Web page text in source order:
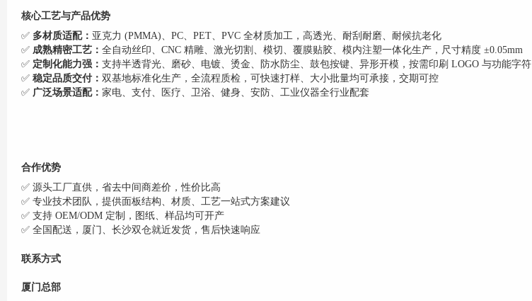
核心工艺与产品优势
✅ 多材质适配： 亚克力 (PMMA)、PC、PET、PVC 全材质加工，高透光、耐刮耐磨、耐候抗老化
✅ 成熟精密工艺： 全自动丝印、CNC 精雕、激光切割、模切、覆膜贴胶、模内注塑一体化生产，尺寸精度 ±0.05mm
✅ 定制化能力强： 支持半透背光、磨砂、电镀、烫金、防水防尘、鼓包按键、异形开模，按需印刷 LOGO 与功能字符
✅ 稳定品质交付： 双基地标准化生产，全流程质检，可快速打样、大小批量均可承接，交期可控
✅ 广泛场景适配： 家电、支付、医疗、卫浴、健身、安防、工业仪器全行业配套
合作优势
✅ 源头工厂直供，省去中间商差价，性价比高
✅ 专业技术团队，提供面板结构、材质、工艺一站式方案建议
✅ 支持 OEM/ODM 定制，图纸、样品均可开产
✅ 全国配送，厦门、长沙双仓就近发货，售后快速响应
联系方式
厦门总部